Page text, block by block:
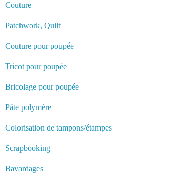
Couture
Patchwork, Quilt
Couture pour poupée
Tricot pour poupée
Bricolage pour poupée
Pâte polymère
Colorisation de tampons/étampes
Scrapbooking
Bavardages